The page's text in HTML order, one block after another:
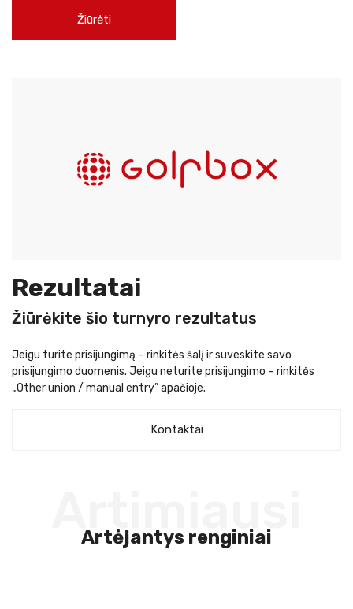
Žiūrėti
Rezultatai
Žiūrėkite šio turnyro rezultatus
Jeigu turite prisijungimą – rinkitės šalį ir suveskite savo
prisijungimo duomenis. Jeigu neturite prisijungimo – rinkitės
„Other union / manual entry” apačioje.
Kontaktai
Artėjantys renginiai